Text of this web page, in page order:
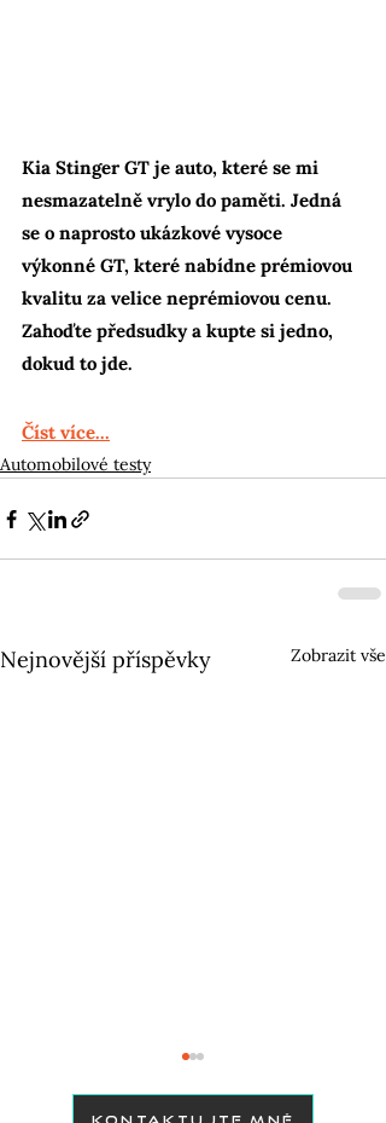
Kia Stinger GT je auto, které se mi
nesmazatelně vrylo do paměti. Jedná
se o naprosto ukázkové vysoce
výkonné GT, které nabídne prémiovou
kvalitu za velice neprémiovou cenu.
Zahoďte předsudky a kupte si jedno,
dokud to jde.
Číst více...
Automobilové testy
Nejnovější příspěvky Zobrazit vše
KONTAKTUJTE MNĚ